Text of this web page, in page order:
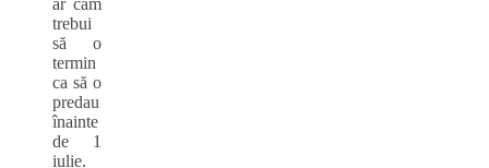
trebui
să o
termin
ca să o
predau
înainte
de 1
iulie.